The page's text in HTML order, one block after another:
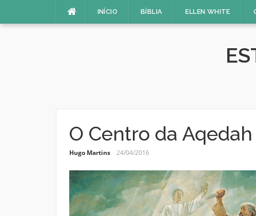
INÍCIO BÍBLIA ELLEN WHITE
O Centro da Aqedah
Hugo Martins 24/04/2016